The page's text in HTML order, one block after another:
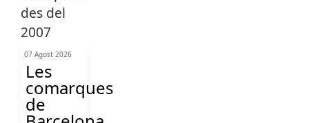
07 Agost 2026
Les
comarques
de